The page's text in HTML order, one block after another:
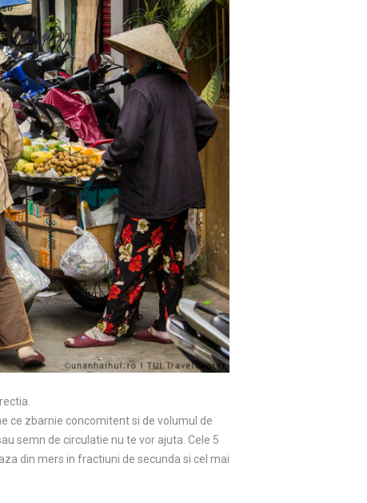
ce zbarnie concomitent si de volumul de
semn de circulatie nu te vor ajuta. Cele 5
din mers in fractiuni de secunda si cel mai